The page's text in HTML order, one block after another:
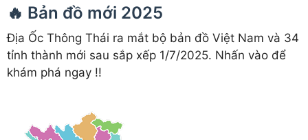
🔥 Bản đồ mới 2025
Địa Ốc Thông Thái ra mắt bộ bản đồ Việt Nam và 34
tỉnh thành mới sau sắp xếp 1/7/2025. Nhấn vào để
khám phá ngay !!